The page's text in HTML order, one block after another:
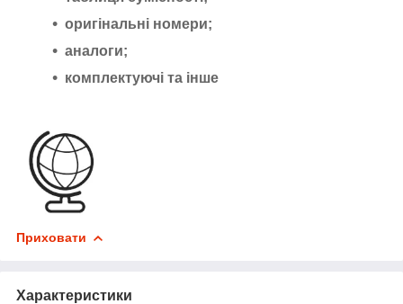
оригінальні номери;
аналоги;
комплектуючі та інше
Приховати
Характеристики